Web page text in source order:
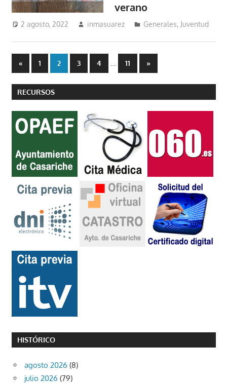
verano
2 agosto, 2022 inmasuarez Generales, Juventud
Paginación
de
entradas
«Entradas
anteriores
1 2 3 4 … 11
Entradas
siguientes
»
RECURSOS
HISTÓRICO
agosto 2026 (8)
julio 2026 (79)